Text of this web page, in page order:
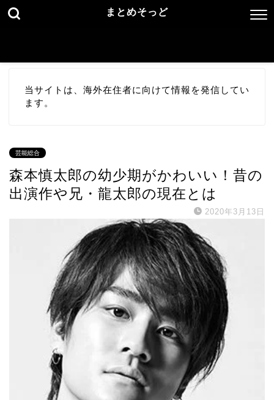
まとめそっど
当サイトは、海外在住者に向けて情報を発信してい
ます。
芸能総合
森本慎太郎の幼少期がかわいい！昔の
出演作や兄・龍太郎の現在とは
2020年3月13日